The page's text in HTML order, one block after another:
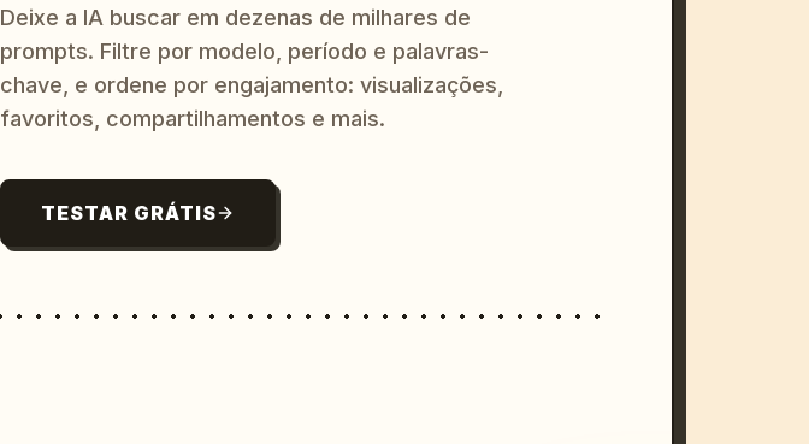
Deixe a IA buscar em dezenas de milhares de
prompts. Filtre por modelo, período e palavras-
chave, e ordene por engajamento: visualizações,
favoritos, compartilhamentos e mais.
TESTAR GRÁTIS